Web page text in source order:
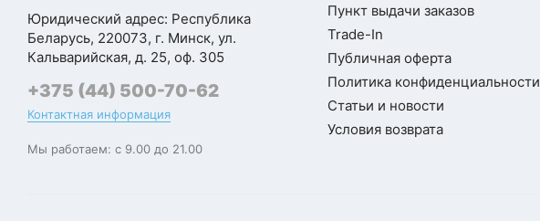
Объем
пылесборника
пылесоса
0.7 л
Объем резервуара
для воды
0.9 л
Юридический адрес: Республика
Беларусь, 220073, г. Минск, ул.
Кальварийская, д. 25, оф. 305
+375 (44) 500-70-62
Контактная информация
Мы работаем: с 9.00 до 21.00
Пункт выдачи заказов
Trade-In
Публичная оферта
Политика конфиденциальности
Статьи и новости
Условия возврата